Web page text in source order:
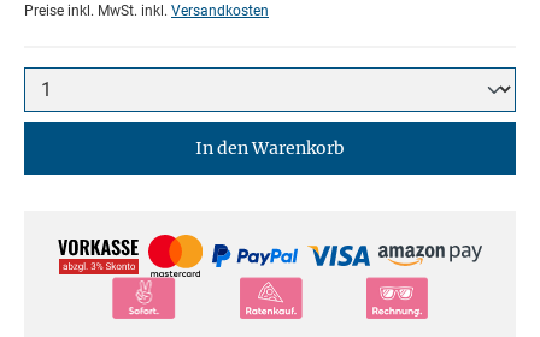
Preise inkl. MwSt. inkl. Versandkosten
In den Warenkorb